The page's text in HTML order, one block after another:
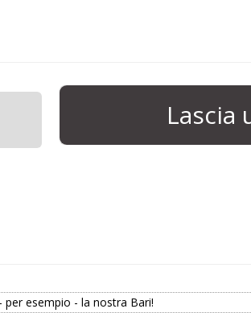
Lascia
esempio - la nostra Bari!